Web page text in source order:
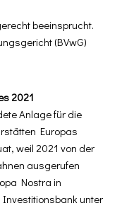
beeinsprucht.
(BVwG)
2021
Anlage für die
Europas
weil 2021 von der
ausgerufen
Nostra in
unter